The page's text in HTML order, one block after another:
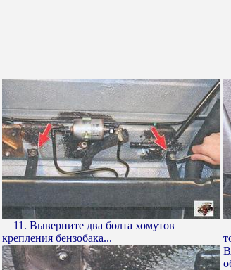
11. Выверните два болта хомутов
крепления бензобака...